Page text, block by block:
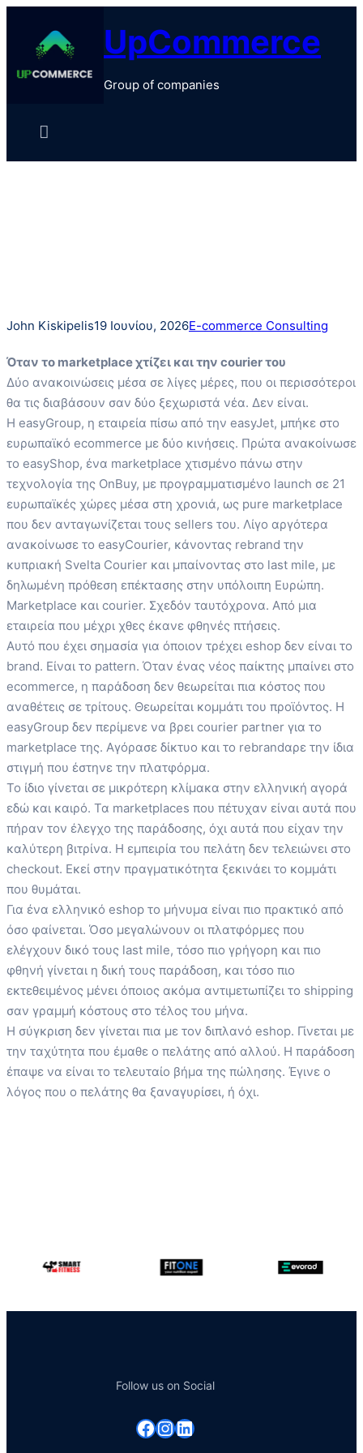
περιεχόμενο
UpCommerce
Group of companies
John Kiskipelis19 Ιουνίου, 2026E-commerce Consulting
Όταν το marketplace χτίζει και την courier του
Δύο ανακοινώσεις μέσα σε λίγες μέρες, που οι περισσότεροι
θα τις διαβάσουν σαν δύο ξεχωριστά νέα. Δεν είναι.
Η easyGroup, η εταιρεία πίσω από την easyJet, μπήκε στο
ευρωπαϊκό ecommerce με δύο κινήσεις. Πρώτα ανακοίνωσε
το easyShop, ένα marketplace χτισμένο πάνω στην
τεχνολογία της OnBuy, με προγραμματισμένο launch σε 21
ευρωπαϊκές χώρες μέσα στη χρονιά, ως pure marketplace
που δεν ανταγωνίζεται τους sellers του. Λίγο αργότερα
ανακοίνωσε το easyCourier, κάνοντας rebrand την
κυπριακή Svelta Courier και μπαίνοντας στο last mile, με
δηλωμένη πρόθεση επέκτασης στην υπόλοιπη Ευρώπη.
Marketplace και courier. Σχεδόν ταυτόχρονα. Από μια
εταιρεία που μέχρι χθες έκανε φθηνές πτήσεις.
Αυτό που έχει σημασία για όποιον τρέχει eshop δεν είναι το
brand. Είναι το pattern. Όταν ένας νέος παίκτης μπαίνει στο
ecommerce, η παράδοση δεν θεωρείται πια κόστος που
αναθέτεις σε τρίτους. Θεωρείται κομμάτι του προϊόντος. Η
easyGroup δεν περίμενε να βρει courier partner για το
marketplace της. Αγόρασε δίκτυο και το rebrandαρε την ίδια
στιγμή που έστηνε την πλατφόρμα.
Το ίδιο γίνεται σε μικρότερη κλίμακα στην ελληνική αγορά
εδώ και καιρό. Τα marketplaces που πέτυχαν είναι αυτά που
πήραν τον έλεγχο της παράδοσης, όχι αυτά που είχαν την
καλύτερη βιτρίνα. Η εμπειρία του πελάτη δεν τελειώνει στο
checkout. Εκεί στην πραγματικότητα ξεκινάει το κομμάτι
που θυμάται.
Για ένα ελληνικό eshop το μήνυμα είναι πιο πρακτικό από
όσο φαίνεται. Όσο μεγαλώνουν οι πλατφόρμες που
ελέγχουν δικό τους last mile, τόσο πιο γρήγορη και πιο
φθηνή γίνεται η δική τους παράδοση, και τόσο πιο
εκτεθειμένος μένει όποιος ακόμα αντιμετωπίζει το shipping
σαν γραμμή κόστους στο τέλος του μήνα.
Η σύγκριση δεν γίνεται πια με τον διπλανό eshop. Γίνεται με
την ταχύτητα που έμαθε ο πελάτης από αλλού. Η παράδοση
έπαψε να είναι το τελευταίο βήμα της πώλησης. Έγινε ο
λόγος που ο πελάτης θα ξαναγυρίσει, ή όχι.
Follow us on Social
Facebook InstagramLinkedin